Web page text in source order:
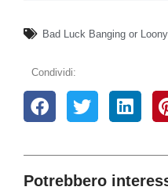
Bad Luck Banging or
Condividi:
Potrebbero